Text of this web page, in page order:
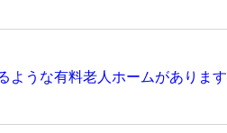
ような有料老人ホームがあります